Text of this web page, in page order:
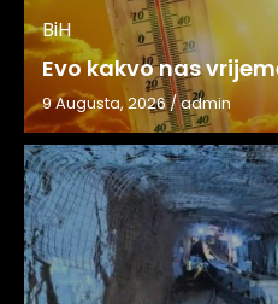
BiH
Evo kakvo nas
9 Augusta, 2026/admin